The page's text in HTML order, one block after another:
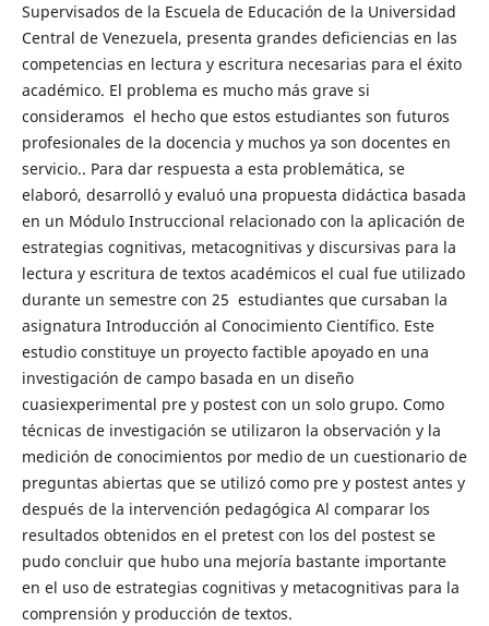
Supervisados de la Escuela de Educación de la Universidad
Central de Venezuela, presenta grandes deficiencias en las
competencias en lectura y escritura necesarias para el éxito
académico. El problema es mucho más grave si
consideramos el hecho que estos estudiantes son futuros
profesionales de la docencia y muchos ya son docentes en
servicio.. Para dar respuesta a esta problemática, se
elaboró, desarrolló y evaluó una propuesta didáctica basada
en un Módulo Instruccional relacionado con la aplicación de
estrategias cognitivas, metacognitivas y discursivas para la
lectura y escritura de textos académicos el cual fue utilizado
durante un semestre con 25 estudiantes que cursaban la
asignatura Introducción al Conocimiento Científico. Este
estudio constituye un proyecto factible apoyado en una
investigación de campo basada en un diseño
cuasiexperimental pre y postest con un solo grupo. Como
técnicas de investigación se utilizaron la observación y la
medición de conocimientos por medio de un cuestionario de
preguntas abiertas que se utilizó como pre y postest antes y
después de la intervención pedagógica Al comparar los
resultados obtenidos en el pretest con los del postest se
pudo concluir que hubo una mejoría bastante importante
en el uso de estrategias cognitivas y metacognitivas para la
comprensión y producción de textos.